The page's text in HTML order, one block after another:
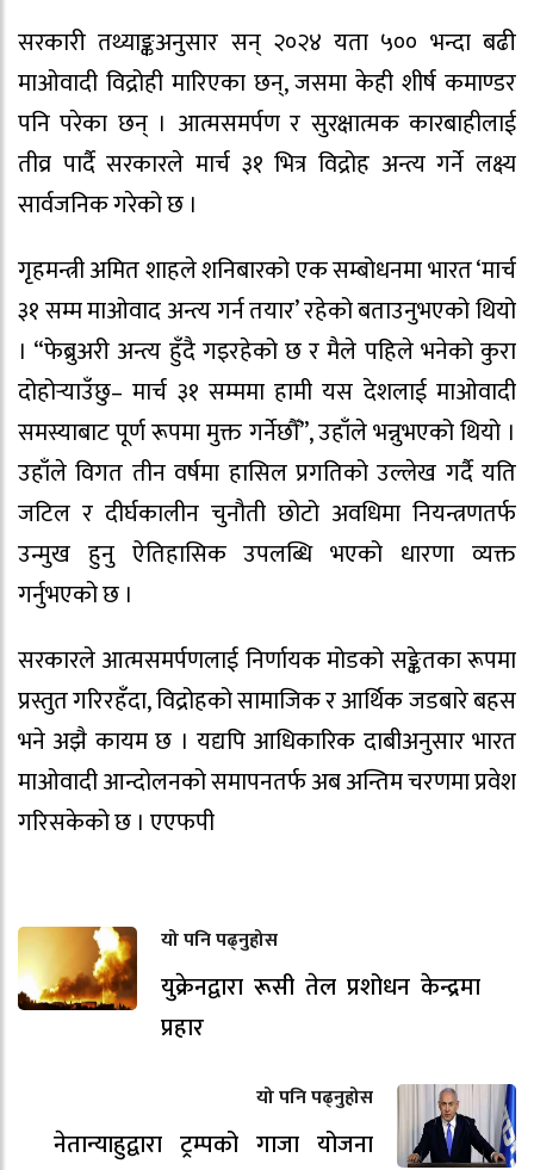
सरकारी तथ्याङ्कअनुसार सन् २०२४ यता ५०० भन्दा बढी
माओवादी विद्रोही मारिएका छन्, जसमा केही शीर्ष कमाण्डर
पनि परेका छन् । आत्मसमर्पण र सुरक्षात्मक कारबाहीलाई
तीव्र पार्दै सरकारले मार्च ३१ भित्र विद्रोह अन्त्य गर्ने लक्ष्य
सार्वजनिक गरेको छ ।
गृहमन्त्री अमित शाहले शनिबारको एक सम्बोधनमा भारत ‘मार्च
३१ सम्म माओवाद अन्त्य गर्न तयार’ रहेको बताउनुभएको थियो
। “फेब्रुअरी अन्त्य हुँदै गइरहेको छ र मैले पहिले भनेको कुरा
दोहोर्‍याउँछु– मार्च ३१ सम्ममा हामी यस देशलाई माओवादी
समस्याबाट पूर्ण रूपमा मुक्त गर्नेछौँ”, उहाँले भन्नुभएको थियो ।
उहाँले विगत तीन वर्षमा हासिल प्रगतिको उल्लेख गर्दै यति
जटिल र दीर्घकालीन चुनौती छोटो अवधिमा नियन्त्रणतर्फ
उन्मुख हुनु ऐतिहासिक उपलब्धि भएको धारणा व्यक्त
गर्नुभएको छ ।
सरकारले आत्मसमर्पणलाई निर्णायक मोडको सङ्केतका रूपमा
प्रस्तुत गरिरहँदा, विद्रोहको सामाजिक र आर्थिक जडबारे बहस
भने अझै कायम छ । यद्यपि आधिकारिक दाबीअनुसार भारत
माओवादी आन्दोलनको समापनतर्फ अब अन्तिम चरणमा प्रवेश
गरिसकेको छ । एएफपी
यो पनि पढ्नुहोस
युक्रेनद्वारा रूसी तेल प्रशोधन केन्द्रमा
प्रहार
यो पनि पढ्नुहोस
नेतान्याहुद्वारा ट्रम्पको गाजा योजना